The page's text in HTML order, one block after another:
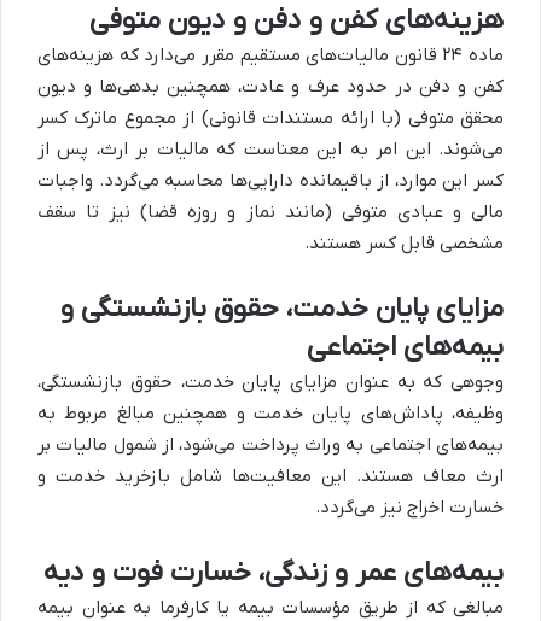
هزینه‌های کفن و دفن و دیون متوفی
ماده ۲۴ قانون مالیات‌های مستقیم مقرر می‌دارد که هزینه‌های
کفن و دفن در حدود عرف و عادت، همچنین بدهی‌ها و دیون
محقق متوفی (با ارائه مستندات قانونی) از مجموع ماترک کسر
می‌شوند. این امر به این معناست که مالیات بر ارث، پس از
کسر این موارد، از باقیمانده دارایی‌ها محاسبه می‌گردد. واجبات
مالی و عبادی متوفی (مانند نماز و روزه قضا) نیز تا سقف
مشخصی قابل کسر هستند.
مزایای پایان خدمت، حقوق بازنشستگی و
بیمه‌های اجتماعی
وجوهی که به عنوان مزایای پایان خدمت، حقوق بازنشستگی،
وظیفه، پاداش‌های پایان خدمت و همچنین مبالغ مربوط به
بیمه‌های اجتماعی به وراث پرداخت می‌شود، از شمول مالیات بر
ارث معاف هستند. این معافیت‌ها شامل بازخرید خدمت و
خسارت اخراج نیز می‌گردد.
بیمه‌های عمر و زندگی، خسارت فوت و دیه
مبالغی که از طریق مؤسسات بیمه یا کارفرما به عنوان بیمه